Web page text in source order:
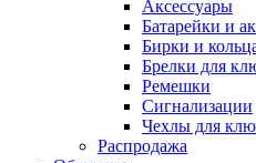
Аксессуары
Батарейки и
Бирки и
Брелки для
Ремешки
Сигнализации
Чехлы для
Распродажа